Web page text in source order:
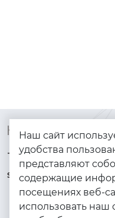
Контакты
+7 (925) 144-64-73
Наш сайт
удобства
представляют
содержащие
посещениях веб-
использовать наш